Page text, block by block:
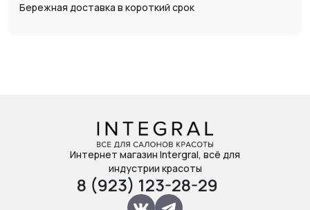
Бережная доставка в короткий срок
Интернет магазин Intergral, всё для
индустрии красоты
8 (923) 123-28-29